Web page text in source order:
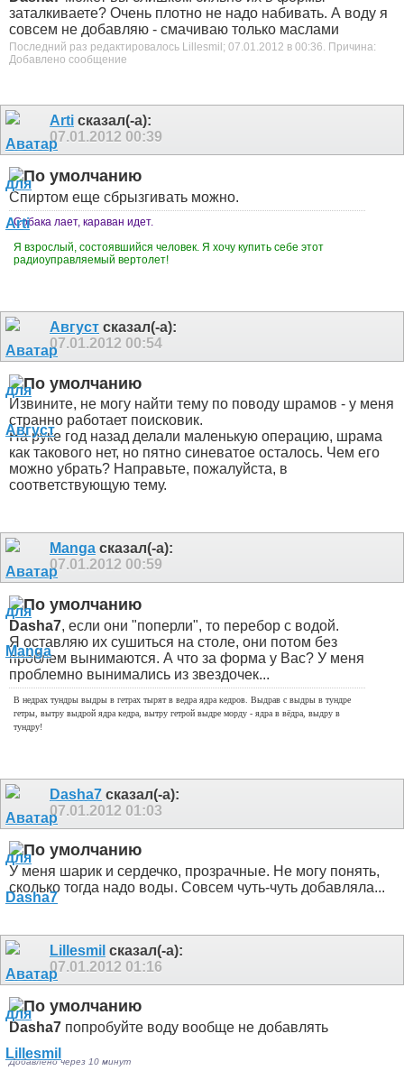
заталкиваете? Очень плотно не надо набивать. А воду я
совсем не добавляю - смачиваю только маслами
Последний раз редактировалось Lillesmil; 07.01.2012 в 00:36. Причина:
Добавлено сообщение
Arti сказал(-а):
07.01.2012 00:39
Спиртом еще сбрызгивать можно.
Собака лает, караван идет.
Я взрослый, состоявшийся человек. Я хочу купить себе этот
радиоуправляемый вертолет!
Август сказал(-а):
07.01.2012 00:54
Извините, не могу найти тему по поводу шрамов - у меня
странно работает поисковик.
На руке год назад делали маленькую операцию, шрама
как такового нет, но пятно синеватое осталось. Чем его
можно убрать? Направьте, пожалуйста, в
соответствующую тему.
Manga сказал(-а):
07.01.2012 00:59
Dasha7, если они "поперли", то перебор с водой.
Я оставляю их сушиться на столе, они потом без
проблем вынимаются. А что за форма у Вас? У меня
проблемно вынимались из звездочек...
В недрах тундры выдры в гетрах тырят в ведра ядра кедров. Выдрав с выдры в тундре
гетры, вытру выдрой ядра кедра, вытру гетрой выдре морду - ядра в вёдра, выдру в
тундру!
Dasha7 сказал(-а):
07.01.2012 01:03
У меня шарик и сердечко, прозрачные. Не могу понять,
сколько тогда надо воды. Совсем чуть-чуть добавляла...
Lillesmil сказал(-а):
07.01.2012 01:16
Dasha7 попробуйте воду вообще не добавлять
Добавлено через 10 минут